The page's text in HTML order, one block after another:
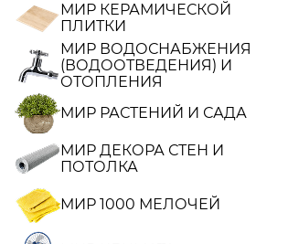
МИР КЕРАМИЧЕСКОЙ
ПЛИТКИ
МИР ВОДОСНАБЖЕНИЯ
(ВОДООТВЕДЕНИЯ) И
ОТОПЛЕНИЯ
МИР РАСТЕНИЙ И САДА
МИР ДЕКОРА СТЕН И
ПОТОЛКА
МИР 1000 МЕЛОЧЕЙ